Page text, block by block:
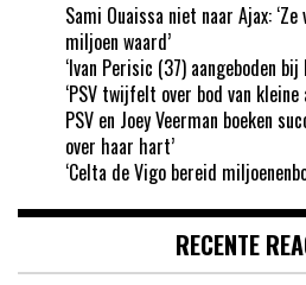
Sami Ouaissa niet naar Ajax:
miljoen waard’
‘Ivan Perisic (37) aangeboden
‘PSV twijfelt over bod van
PSV en Joey Veerman boeken
over haar hart’
‘Celta de Vigo bereid
RECENTE